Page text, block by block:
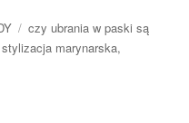
Tagi
czy ubrania w paski są
stylizacja marynarska,